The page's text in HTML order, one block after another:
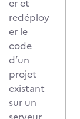
er et
redéploy
er le
code
d’un
projet
existant
sur un